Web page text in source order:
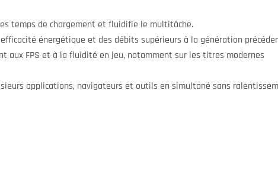
temps de chargement et fluidifie le multitâche.
énergétique et des débits supérieurs à la génération
aux FPS et à la fluidité en jeu, notamment sur les titres modernes
applications, navigateurs et outils en simultané sans